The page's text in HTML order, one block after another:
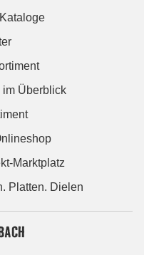
im Überblick
Marktplatz
Platten. Dielen